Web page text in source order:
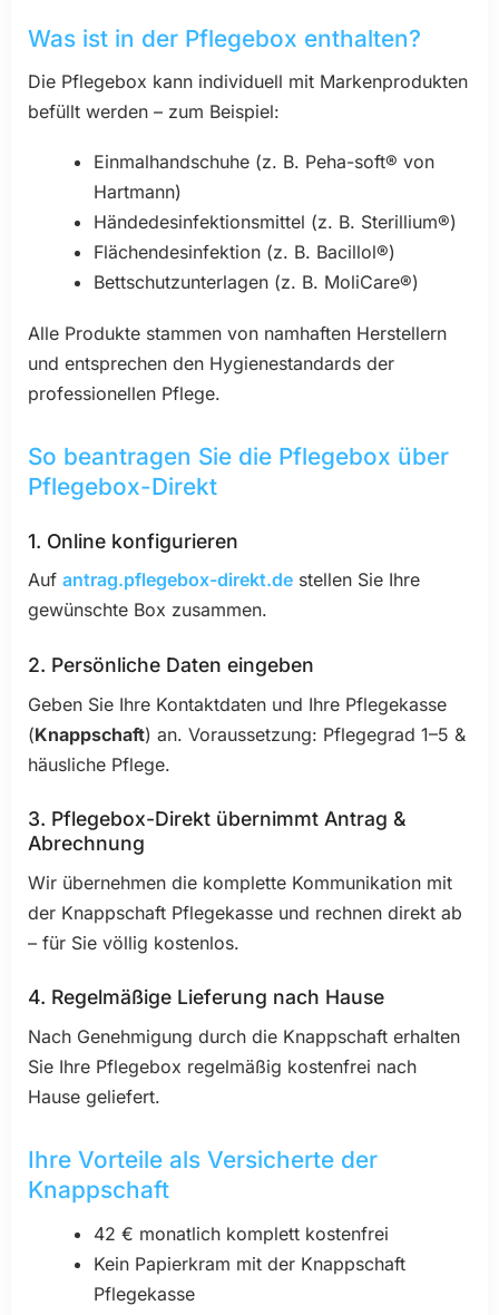
Was ist in der Pflegebox enthalten?
Die Pflegebox kann individuell mit Markenprodukten
befüllt werden – zum Beispiel:
Einmalhandschuhe (z. B. Peha-soft® von
Hartmann)
Händedesinfektionsmittel (z. B. Sterillium®)
Flächendesinfektion (z. B. Bacillol®)
Bettschutzunterlagen (z. B. MoliCare®)
Alle Produkte stammen von namhaften Herstellern
und entsprechen den Hygienestandards der
professionellen Pflege.
So beantragen Sie die Pflegebox über
Pflegebox-Direkt
1. Online konfigurieren
Auf antrag.pflegebox-direkt.de stellen Sie Ihre
gewünschte Box zusammen.
2. Persönliche Daten eingeben
Geben Sie Ihre Kontaktdaten und Ihre Pflegekasse
(Knappschaft) an. Voraussetzung: Pflegegrad 1–5 &
häusliche Pflege.
3. Pflegebox-Direkt übernimmt Antrag &
Abrechnung
Wir übernehmen die komplette Kommunikation mit
der Knappschaft Pflegekasse und rechnen direkt ab
– für Sie völlig kostenlos.
4. Regelmäßige Lieferung nach Hause
Nach Genehmigung durch die Knappschaft erhalten
Sie Ihre Pflegebox regelmäßig kostenfrei nach
Hause geliefert.
Ihre Vorteile als Versicherte der
Knappschaft
42 € monatlich komplett kostenfrei
Kein Papierkram mit der Knappschaft
Pflegekasse